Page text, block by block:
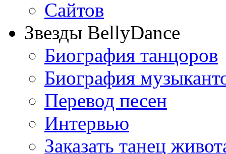
Сайтов
Звезды BellyDance
Биография танцоров
Биография
Перевод песен
Интервью
Заказать танец